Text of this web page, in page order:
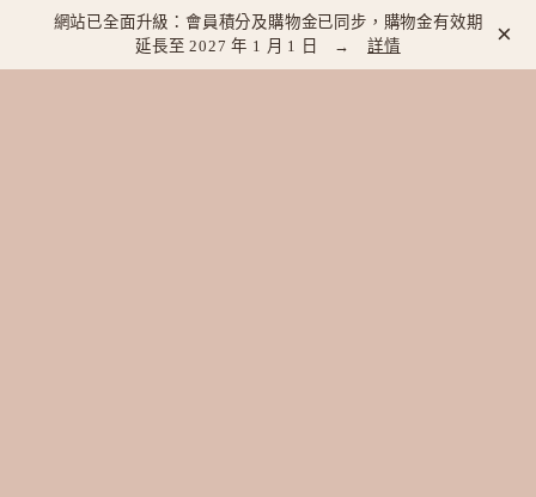
網站已全面升級：會員積分及購物金已同步，購物金有效期
延長至 2027 年 1 月 1 日 →詳情 ×